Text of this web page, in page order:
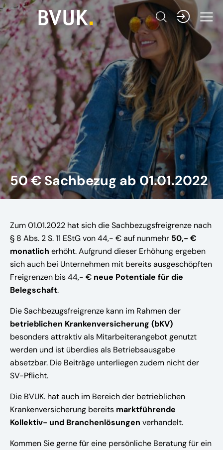
50 € Sachbezug ab 01.01.2022
Zum 01.01.2022 hat sich die Sachbezugsfreigrenze nach
§ 8 Abs. 2 S. 11 EStG von 44,- € auf nunmehr 50,- €
monatlich erhöht. Aufgrund dieser Erhöhung ergeben
sich auch bei Unternehmen mit bereits ausgeschöpften
Freigrenzen bis 44,- € neue Potentiale für die
Belegschaft.
Die Sachbezugsfreigrenze kann im Rahmen der
betrieblichen Krankenversicherung (bKV)
besonders attraktiv als Mitarbeiterangebot genutzt
werden und ist überdies als Betriebsausgabe
absetzbar. Die Beiträge unterliegen zudem nicht der
SV-Pflicht.
Die BVUK. hat auch im Bereich der betrieblichen
Krankenversicherung bereits marktführende
Kollektiv- und Branchenlösungen verhandelt.
Kommen Sie gerne für eine persönliche Beratung für ein